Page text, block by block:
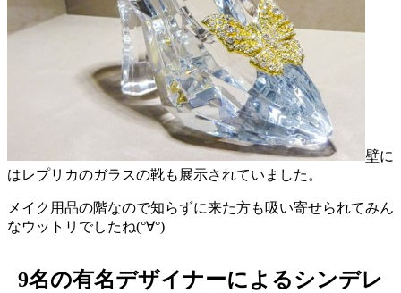
壁に
はレプリカのガラスの靴も展示されていました。
メイク用品の階なので知らずに来た方も吸い寄せられてみん
なウットリでしたね(°∀°)
9名の有名デザイナーによるシンデレ